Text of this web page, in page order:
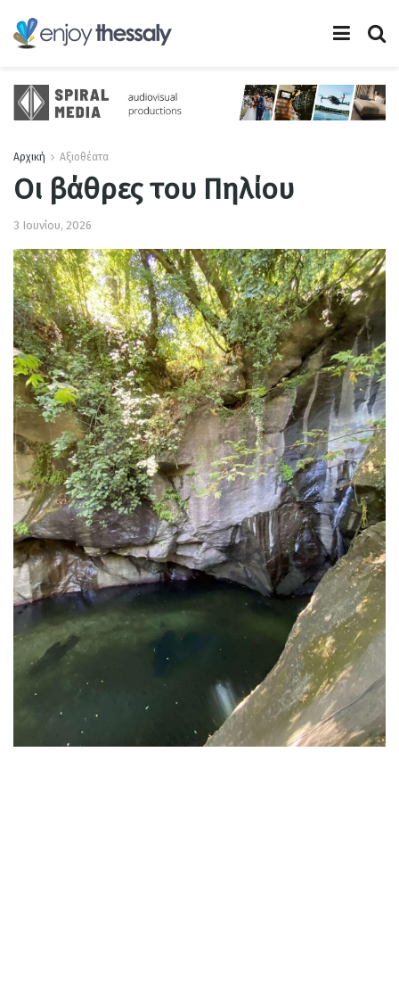
Αρχική Αξιοθέατα
Οι βάθρες του Πηλίου
3 Ιουνίου, 2026